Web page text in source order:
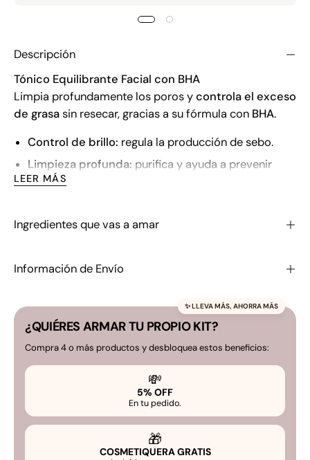
Descripción
Tónico Equilibrante Facial con BHA
Limpia profundamente los poros ycontrola el exceso
de grasasin resecar, gracias a su fórmula con BHA.
Control de brillo: regula la producción de sebo.
Limpieza profunda: purifica y ayuda a prevenir
imperfecciones.
equilibrada.
y un acabado mate natural.
Contenido:60 ml / 2.0 fl. Oz.
No. de Registro Sanitario NSOC22925-23CO
LEER MÁS
Ingredientes que vas a amar
Información de Envío
✨ LLEVA MÁS, AHORRA MÁS
¿QUIÉRES ARMAR TU PROPIO KIT?
Compra 4 o más productos y desbloquea estos beneficios:
💸
5% OFF
En tu pedido.
🎁
COSMETIQUERA GRATIS